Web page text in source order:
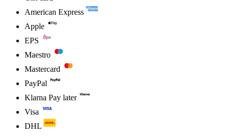
American Express
Apple
EPS
Maestro
Mastercard
PayPal
Klarna Pay later
Visa
DHL